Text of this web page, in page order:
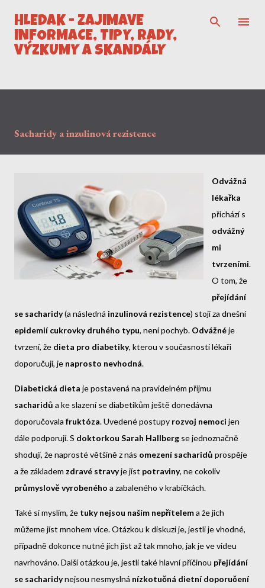
Přeskočit na hlavní obsah
HLEDÁK - ZAJÍMAVÉ
INFORMACE, TIPY, RADY,
VÝZKUMY A SKANDÁLY
Sacharidy a inzulinová rezistence
Odvážná
lékařka
přichází s
odvážný
mi
tvrzeními.
O tom, že
přejídání
se sacharidy(a následná inzulinová rezistence) stojí za dnešní
epidemií cukrovky druhého typu, není pochyb. Odvážnéje
tvrzení, že dieta pro diabetiky, kterou v současnosti lékaři
doporučují, je naprosto nevhodná.
Diabetická dieta je postavená na pravidelném příjmu
sacharidů a ke slazení se diabetikům ještě donedávna
doporučovala fruktóza. Uvedené postupy rozvoj nemoci jen
dále podporují. S doktorkou Sarah Hallberg se jednoznačně
shoduji, že naprosté většině z nás omezení sacharidů prospěje
a že základem zdravé stravyje jíst potraviny, ne cokoliv
průmyslově vyrobeného a zabaleného v krabičkách.
Také si myslím, že tuky nejsou naším nepřítelema že jich
můžeme jíst mnohem více. Otázkou k diskuzi je, jestli je vhodné,
případně dokonce nutné jich jíst až tak mnoho, jak je ve videu
navrhováno. Další otázkou je, jestli také hlavní příčinou přejídání
se sacharidynejsou nesmyslná nízkotučná dietní doporučení